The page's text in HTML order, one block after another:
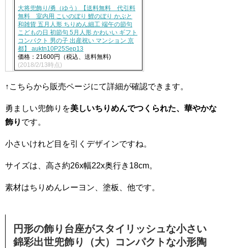
大将兜飾り/勇（ゆう）【送料無料 代引料
無料 室内用 こいのぼり 鯉のぼり かぶと
和雑貨 五月人形 ちりめん細工 端午の節句
こどもの日 初節句 5月人形 かわいい ギフト
コンパクト 男の子 出産祝い マンション 京
都】 auktn10P25Sep13
価格：21600円（税込、送料無料)
(2018/2/13時点)
↑こちらから販売ページにて詳細が確認できます。
勇ましい兜飾りを美しいちりめんでつくられた、華やかな
飾り です。
小さいけれど目を引くデザインですね。
サイズは、高さ約26x幅22x奥行き18cm。
素材はちりめんレーヨン、塗板、他です。
円形の飾り台座がスタイリッシュな小さい
錦彩出世兜飾り（大）コンパクトな小形陶